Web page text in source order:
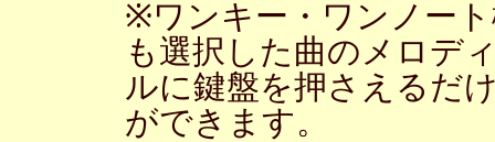
※ワンキー・ワンノー
も選択した曲のメロデ
ルに鍵盤を押さえるだ
ができます。